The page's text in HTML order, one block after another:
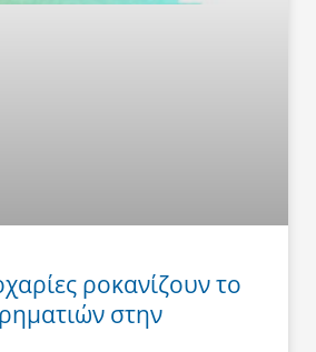
ροκανίζουν το
στην